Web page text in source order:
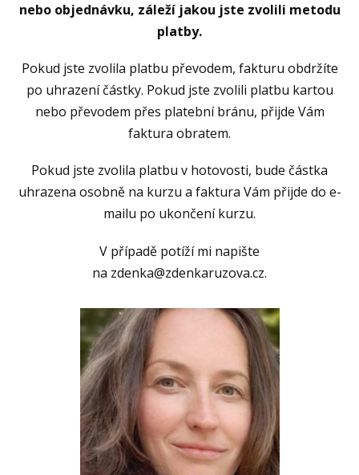
nebo objednávku, záleží jakou jste zvolili metodu
platby.
Pokud jste zvolila platbu převodem, fakturu obdržíte
po uhrazení částky. Pokud jste zvolili platbu kartou
nebo převodem přes platební bránu, přijde Vám
faktura obratem.
Pokud jste zvolila platbu v hotovosti, bude částka
uhrazena osobně na kurzu a faktura Vám přijde do e-
mailu po ukončení kurzu.
V případě potíží mi napište
na zdenka@zdenkaruzova.cz.